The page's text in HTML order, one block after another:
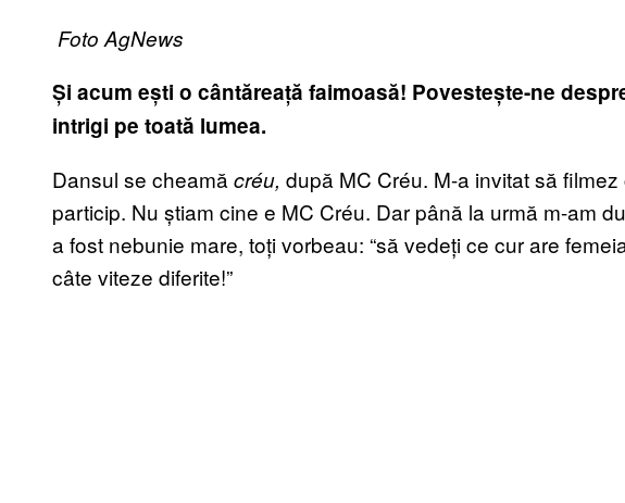
Foto AgNews
Și acum ești o cântăreață faimoasă! Povestește-ne
intrigi pe toată lumea.
Dansul se cheamă créu, după MC Créu. M-a invitat să
particip. Nu știam cine e MC Créu. Dar până la urmă m-am
a fost nebunie mare, toți vorbeau: “să vedeți ce cur are
câte viteze diferite!”